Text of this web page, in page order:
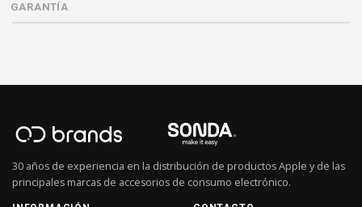
GARANTÍA
30 años de experiencia en la distribución de productos Apple y de las
principales marcas de accesorios de consumo electrónico.